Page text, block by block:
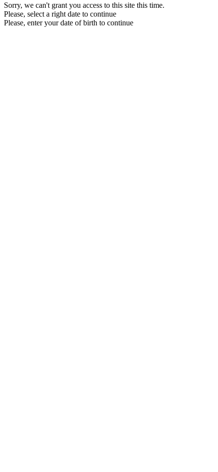
Sorry, we can't grant you access to this site this time.
Please, select a right date to continue
Please, enter your date of birth to continue